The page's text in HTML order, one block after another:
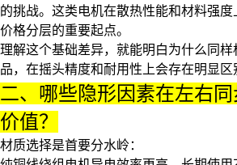
的挑战。这类电机在散热性能和材料强
价格分层的重要起点。
理解这个基础差异，就能明白为什么同样
品，在摇头精度和耐用性上会存在明显区
二、哪些隐形因素在左右
价值？
材质选择是首要分水岭：